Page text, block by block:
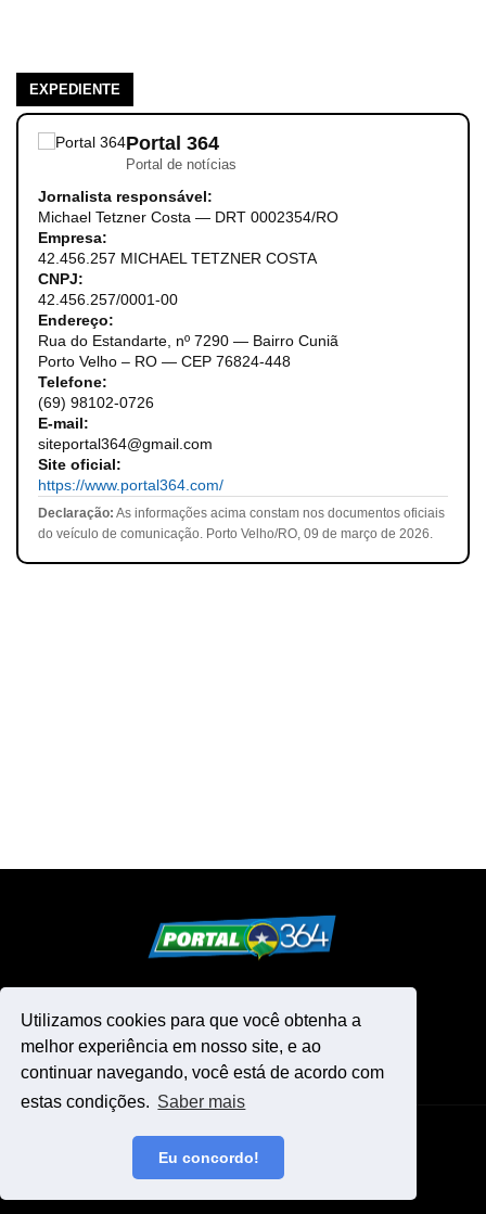
Utilizamos cookies para que você obtenha a
melhor experiência em nosso site, e ao
continuar navegando, você está de acordo com
estas condições. Saber mais
Eu concordo!
EXPEDIENTE
Portal 364
Portal de notícias
Jornalista responsável:
Michael Tetzner Costa — DRT 0002354/RO
Empresa:
42.456.257 MICHAEL TETZNER COSTA
CNPJ:
42.456.257/0001-00
Endereço:
Rua do Estandarte, nº 7290 — Bairro Cuniã
Porto Velho – RO — CEP 76824-448
Telefone:
(69) 98102-0726
E-mail:
siteportal364@gmail.com
Site oficial:
https://www.portal364.com/
Declaração: As informações acima constam nos documentos oficiais
do veículo de comunicação. Porto Velho/RO, 09 de março de 2026.
Blogger Templates
Início